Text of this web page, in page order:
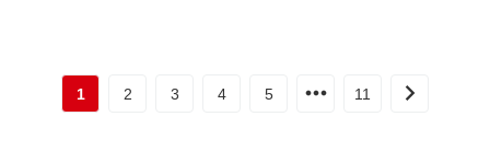
1 2 3 4 5 11